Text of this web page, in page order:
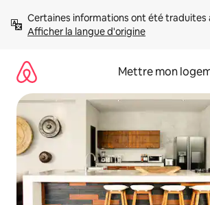
directement
Afficher la langue d'origine
Mettre mon